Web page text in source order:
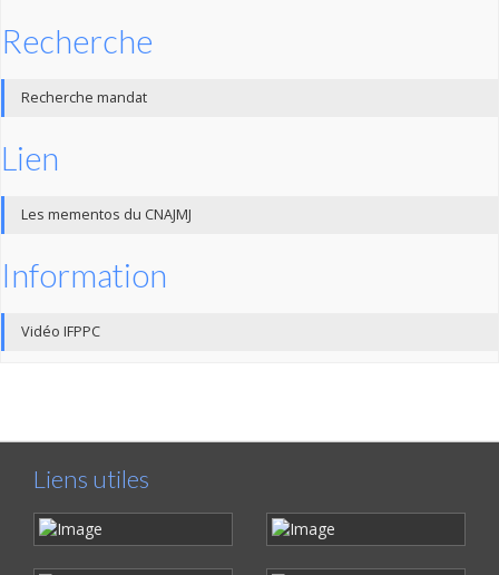
Recherche
Recherche mandat
Lien
Les mementos du CNAJMJ
Information
Vidéo IFPPC
Liens utiles